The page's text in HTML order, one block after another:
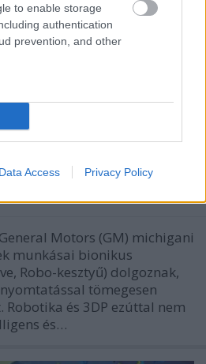
to enable storage
authentication
prevention, and other
Data Access Privacy Policy
nyomtatáshoz
Motors (GM) michigani
munkásai bionikus
Robo-kesztyű) dolgoznak,
tömegesen
és 3DP ezúttal nem
és…